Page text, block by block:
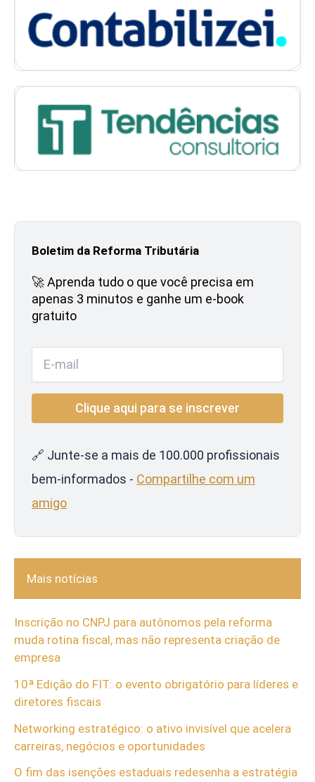
Boletim da Reforma Tributária
🚀 Aprenda tudo o que você precisa em
apenas 3 minutos e ganhe um e-book
gratuito
🔗 Junte-se a mais de 100.000 profissionais
bem-informados - Compartilhe com um
amigo
Mais notícias
Inscrição no CNPJ para autônomos pela reforma
muda rotina fiscal, mas não representa criação de
empresa
10ª Edição do FIT: o evento obrigatório para líderes e
diretores fiscais
Networking estratégico: o ativo invisível que acelera
carreiras, negócios e oportunidades
O fim das isenções estaduais redesenha a estratégia